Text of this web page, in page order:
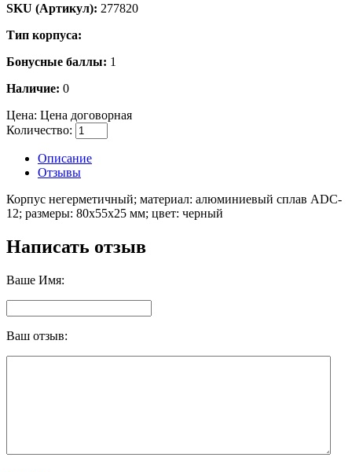
SKU (Артикул): 277820
Тип корпуса:
Бонусные баллы: 1
Наличие: 0
Цена: Цена договорная
Количество:
Описание
Отзывы
Корпус негерметичный; материал: алюминиевый сплав ADC-
12; размеры: 80x55x25 мм; цвет: черный
Написать отзыв
Ваше Имя:
Ваш отзыв: